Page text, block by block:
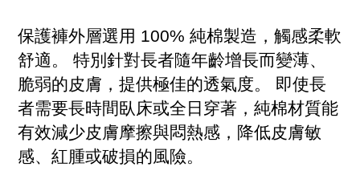
保護褲外層選用 100% 純棉製造，觸感柔軟
舒適。 特別針對長者隨年齡增長而變薄、
脆弱的皮膚，提供極佳的透氣度。 即使長
者需要長時間臥床或全日穿著，純棉材質能
有效減少皮膚摩擦與悶熱感，降低皮膚敏
感、紅腫或破損的風險。